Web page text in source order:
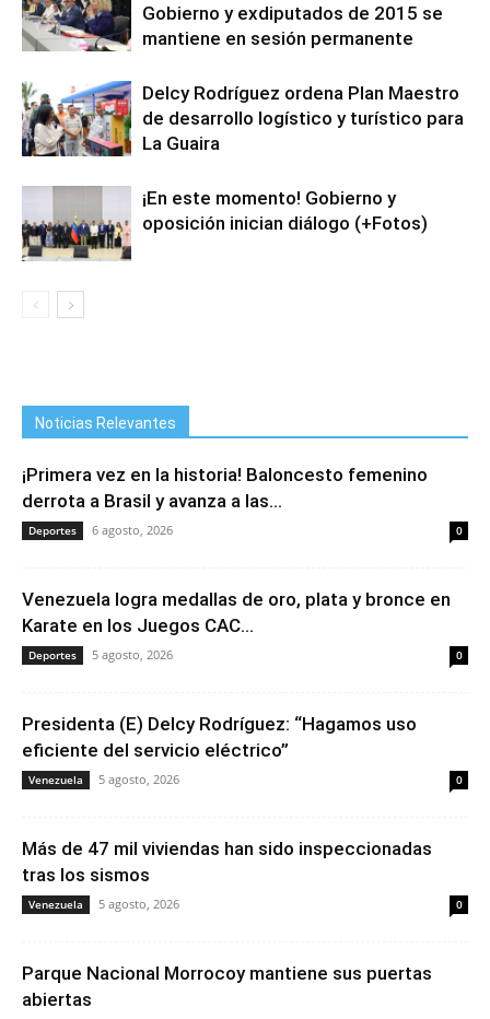
Gobierno y exdiputados de 2015 se
mantiene en sesión permanente
Delcy Rodríguez ordena Plan Maestro
de desarrollo logístico y turístico para
La Guaira
¡En este momento! Gobierno y
oposición inician diálogo (+Fotos)
Noticias Relevantes
¡Primera vez en la historia! Baloncesto femenino
derrota a Brasil y avanza a las...
Deportes 6 agosto, 2026 0
Venezuela logra medallas de oro, plata y bronce en
Karate en los Juegos CAC...
Deportes 5 agosto, 2026 0
Presidenta (E) Delcy Rodríguez: “Hagamos uso
eficiente del servicio eléctrico”
Venezuela 5 agosto, 2026 0
Más de 47 mil viviendas han sido inspeccionadas
tras los sismos
Venezuela 5 agosto, 2026 0
Parque Nacional Morrocoy mantiene sus puertas
abiertas